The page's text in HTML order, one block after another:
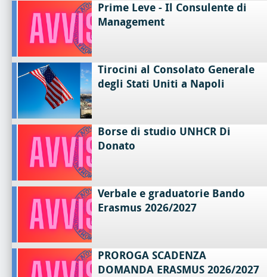
Prime Leve - Il Consulente di
Management
Tirocini al Consolato Generale
degli Stati Uniti a Napoli
Borse di studio UNHCR Di
Donato
Verbale e graduatorie Bando
Erasmus 2026/2027
PROROGA SCADENZA
DOMANDA ERASMUS 2026/2027